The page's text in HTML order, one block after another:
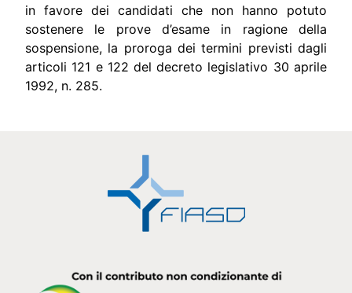
in favore dei candidati che non hanno potuto
sostenere le prove d’esame in ragione della
sospensione, la proroga dei termini previsti dagli
articoli 121 e 122 del decreto legislativo 30 aprile
1992, n. 285.